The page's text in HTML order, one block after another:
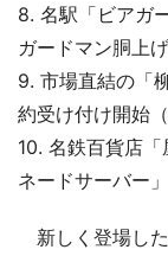
8. 名駅「ビアガ
ガードマン胴上
9. 市場直結の「
約受け付け開始（
10. 名鉄百貨店
ネードサーバー
新しく登場し